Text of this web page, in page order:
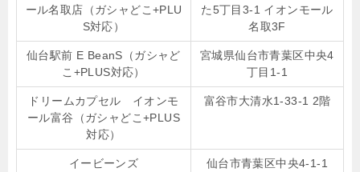
ール名取店（ガシャどこ+PLU
S対応）
た5丁目3-1 イオンモール
名取3F
仙台駅前 E BeanS（ガシャど
こ+PLUS対応）
宮城県仙台市青葉区中央4
丁目1-1
ドリームカプセル イオンモ
ール富谷（ガシャどこ+PLUS
対応）
富谷市大清水1-33-1 2階
イービーンズ 仙台市青葉区中央4-1-1